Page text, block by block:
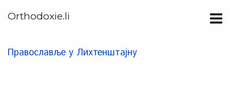
Orthodoxie.li
Православље у Лихтенштајну